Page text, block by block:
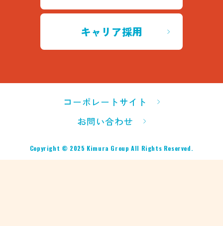
キャリア採用
コーポレートサイト
お問い合わせ
Copyright © 2025 Kimura Group All Rights Reserved.